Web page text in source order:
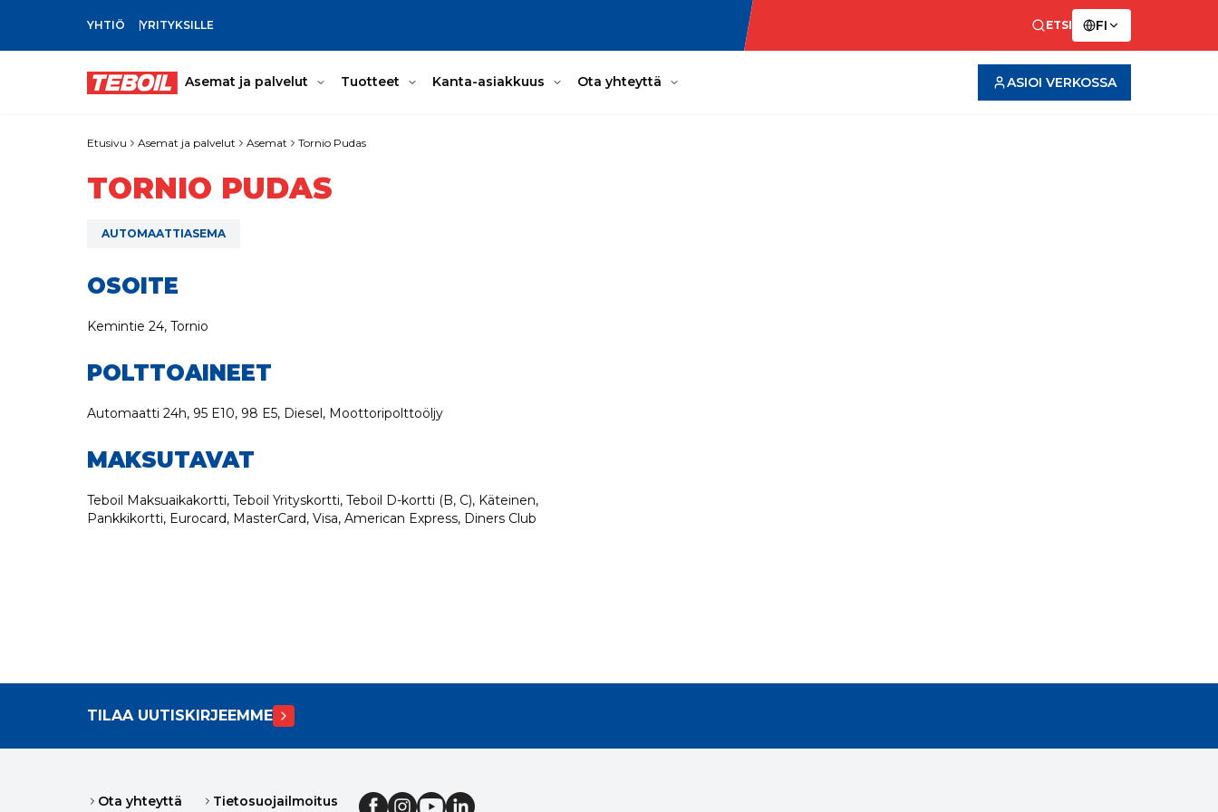
SIIRRY PÄÄSISÄLTÖÖN
YHTIÖ YRITYKSILLE ETSI FI
Asemat ja palvelut Tuotteet Kanta-asiakkuus Ota yhteyttä ASIOI VERKOSSA
Etusivu Asemat ja palvelut Asemat Tornio Pudas
TORNIO PUDAS
AUTOMAATTIASEMA
OSOITE
Kemintie 24, Tornio
POLTTOAINEET
Automaatti 24h, 95 E10, 98 E5, Diesel, Moottoripolttoöljy
MAKSUTAVAT
Teboil Maksuaikakortti, Teboil Yrityskortti, Teboil D-kortti (B, C), Käteinen,
Pankkikortti, Eurocard, MasterCard, Visa, American Express, Diners Club
TILAA UUTISKIRJEEMME
Ota yhteyttä Tietosuojailmoitus